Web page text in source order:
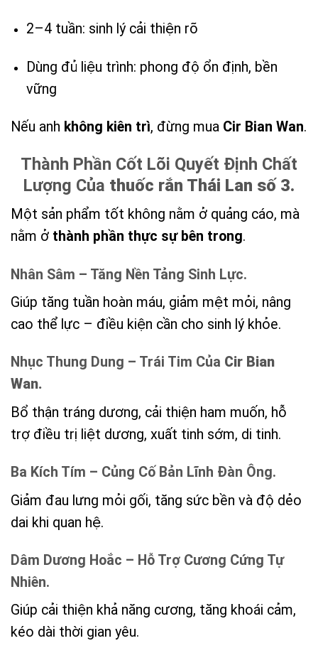
2–4 tuần: sinh lý cải thiện rõ
Dùng đủ liệu trình: phong độ ổn định, bền
vững
Nếu anh không kiên trì, đừng mua Cir Bian Wan.
Thành Phần Cốt Lõi Quyết Định Chất
Lượng Của thuốc rắn Thái Lan số 3.
Một sản phẩm tốt không nằm ở quảng cáo, mà
nằm ở thành phần thực sự bên trong.
Nhân Sâm – Tăng Nền Tảng Sinh Lực.
Giúp tăng tuần hoàn máu, giảm mệt mỏi, nâng
cao thể lực – điều kiện cần cho sinh lý khỏe.
Nhục Thung Dung – Trái Tim Của Cir Bian
Wan.
Bổ thận tráng dương, cải thiện ham muốn, hỗ
trợ điều trị liệt dương, xuất tinh sớm, di tinh.
Ba Kích Tím – Củng Cố Bản Lĩnh Đàn Ông.
Giảm đau lưng mỏi gối, tăng sức bền và độ dẻo
dai khi quan hệ.
Dâm Dương Hoắc – Hỗ Trợ Cương Cứng Tự
Nhiên.
Giúp cải thiện khả năng cương, tăng khoái cảm,
kéo dài thời gian yêu.